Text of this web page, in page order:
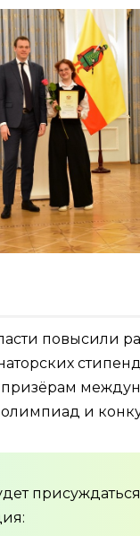
повысили
и
присуждаться